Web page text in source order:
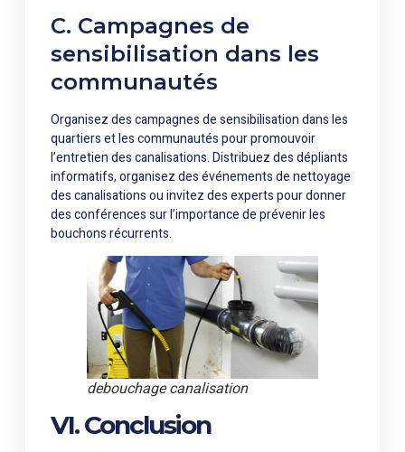
C. Campagnes de
sensibilisation dans les
communautés
Organisez des campagnes de sensibilisation dans les
quartiers et les communautés pour promouvoir
l’entretien des canalisations. Distribuez des dépliants
informatifs, organisez des événements de nettoyage
des canalisations ou invitez des experts pour donner
des conférences sur l’importance de prévenir les
bouchons récurrents.
debouchage canalisation
VI. Conclusion